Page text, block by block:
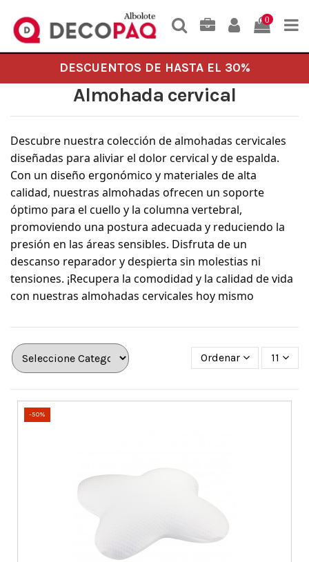
0
DESCUENTOS DE HASTA EL 30%
Almohada cervical
Descubre nuestra colección de almohadas cervicales
diseñadas para aliviar el dolor cervical y de espalda.
Con un diseño ergonómico y materiales de alta
calidad, nuestras almohadas ofrecen un soporte
óptimo para el cuello y la columna vertebral,
promoviendo una postura adecuada y reduciendo la
presión en las áreas sensibles. Disfruta de un
descanso reparador y despierta sin molestias ni
tensiones. ¡Recupera la comodidad y la calidad de vida
con nuestras almohadas cervicales hoy mismo
Ordenar 11
-50%